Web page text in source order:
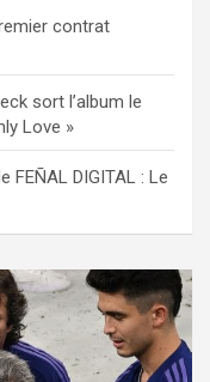
contrat
sort l’album le
Love »
DIGITAL : Le